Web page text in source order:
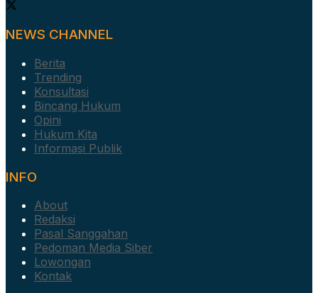
NEWS CHANNEL
Berita
Trending
Konsultasi
Bincang Hukum
Opini
Hukum Kita
Informasi Publik
INFO
About
Redaksi
Pasal Sanggahan
Pedoman Media Siber
Lowongan
Kontak